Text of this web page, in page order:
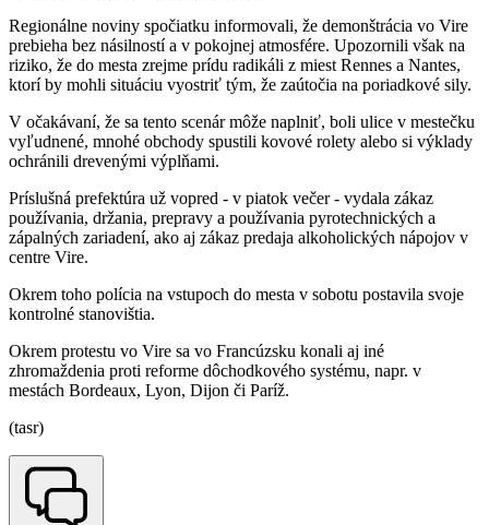
Regionálne noviny spočiatku informovali, že demonštrácia vo Vire
prebieha bez násilností a v pokojnej atmosfére. Upozornili však na
riziko, že do mesta zrejme prídu radikáli z miest Rennes a Nantes,
ktorí by mohli situáciu vyostriť tým, že zaútočia na poriadkové sily.
V očakávaní, že sa tento scenár môže naplniť, boli ulice v mestečku
vyľudnené, mnohé obchody spustili kovové rolety alebo si výklady
ochránili drevenými výplňami.
Príslušná prefektúra už vopred - v piatok večer - vydala zákaz
používania, držania, prepravy a používania pyrotechnických a
zápalných zariadení, ako aj zákaz predaja alkoholických nápojov v
centre Vire.
Okrem toho polícia na vstupoch do mesta v sobotu postavila svoje
kontrolné stanovištia.
Okrem protestu vo Vire sa vo Francúzsku konali aj iné
zhromaždenia proti reforme dôchodkového systému, napr. v
mestách Bordeaux, Lyon, Dijon či Paríž.
(tasr)